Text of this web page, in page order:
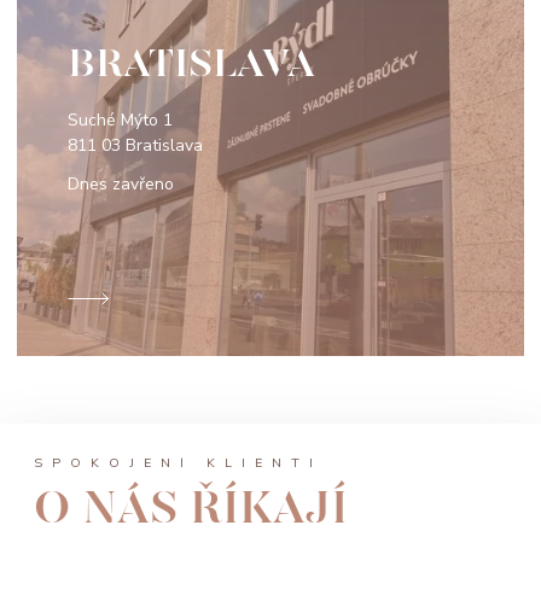
BRATISLAVA
Suché Mýto 1
811 03 Bratislava
Dnes zavřeno
SPOKOJENÍ KLIENTI
O NÁS ŘÍKAJÍ